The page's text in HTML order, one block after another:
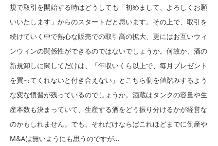
規で取引を開始する時はどうしても「初めまして、よろしくお願
いいたします」からのスタートだと思います。その上で、取引を
続けていく中で熱心な販売での取引高の拡大、更にはお互いウィ
ンウィンの関係性ができるのではないでしょうか。何故か、酒の
新規卸しに関してだけは、「年収いくら以上で、毎月プレゼント
を買ってくれないと付き合えない」とこちら側を値踏みするよう
な変な慣習が残っているのでしょうか。酒蔵はタンクの容量や生
産本数も決まっていて、生産する酒をどう振り分けるかが経営な
のかもしれません。でも、それだけならばこれほどまでに倒産や
M&Aは無いようにも思うのですが…